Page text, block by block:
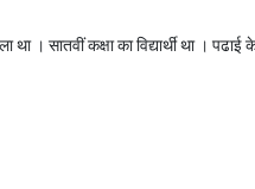
था । सातवीं कक्षा का विद्यार्थी था ।